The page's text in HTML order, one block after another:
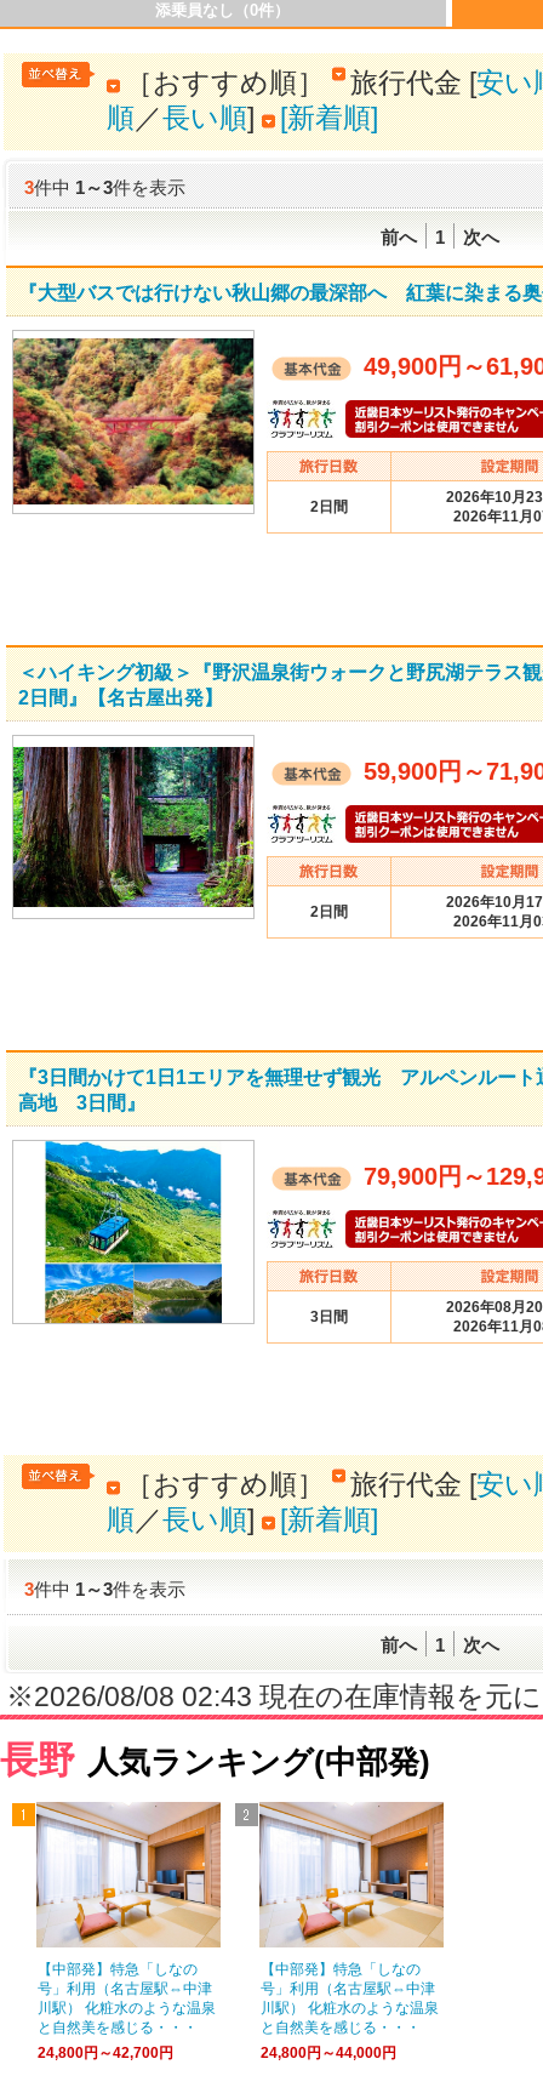
添乗員なし（0件）
［おすすめ順］ 旅行代金 [安い
順／長い順] [新着順]
3件中1～3件を表示
前へ 1 次へ
『大型バスでは行けない秋山郷の最深部へ 紅葉に染まる
49,900円 ～
2日間
2026年10月
2026年11月
＜ハイキング初級＞『野沢温泉街ウォークと野尻湖テラ
2日間』【名古屋出発】
59,900円 ～
2日間
2026年10月
2026年11月
『3日間かけて1日1エリアを無理せず観光 アルペンルート
高地 3日間』
79,900円 ～
3日間
2026年08月
2026年11月
［おすすめ順］ 旅行代金 [安い
順／長い順] [新着順]
3件中1～3件を表示
前へ 1 次へ
※2026/08/08 02:43 現在の在庫情報を元
長野 人気ランキング(中部発)
【中部発】特急「しなの
号」利用（名古屋駅⇔中津
川駅） 化粧水のような温泉
と自然美を感じる・・・
24,800円～42,700円
【中部発】特急「しなの
号」利用（名古屋駅⇔中津
川駅） 化粧水のような温泉
と自然美を感じる・・・
24,800円～44,000円